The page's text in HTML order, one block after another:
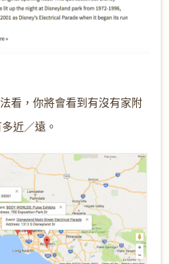
看，你將會看到有沒有家附
近／遠。